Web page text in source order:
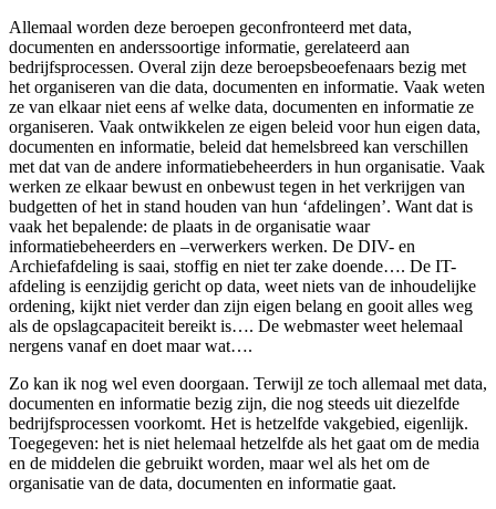
Allemaal worden deze beroepen geconfronteerd met data,
documenten en anderssoortige informatie, gerelateerd aan
bedrijfsprocessen. Overal zijn deze beroepsbeoefenaars bezig met
het organiseren van die data, documenten en informatie. Vaak weten
ze van elkaar niet eens af welke data, documenten en informatie ze
organiseren. Vaak ontwikkelen ze eigen beleid voor hun eigen data,
documenten en informatie, beleid dat hemelsbreed kan verschillen
met dat van de andere informatiebeheerders in hun organisatie. Vaak
werken ze elkaar bewust en onbewust tegen in het verkrijgen van
budgetten of het in stand houden van hun ‘afdelingen’. Want dat is
vaak het bepalende: de plaats in de organisatie waar
informatiebeheerders en –verwerkers werken. De DIV- en
Archiefafdeling is saai, stoffig en niet ter zake doende…. De IT-
afdeling is eenzijdig gericht op data, weet niets van de inhoudelijke
ordening, kijkt niet verder dan zijn eigen belang en gooit alles weg
als de opslagcapaciteit bereikt is…. De webmaster weet helemaal
nergens vanaf en doet maar wat….
Zo kan ik nog wel even doorgaan. Terwijl ze toch allemaal met data,
documenten en informatie bezig zijn, die nog steeds uit diezelfde
bedrijfsprocessen voorkomt. Het is hetzelfde vakgebied, eigenlijk.
Toegegeven: het is niet helemaal hetzelfde als het gaat om de media
en de middelen die gebruikt worden, maar wel als het om de
organisatie van de data, documenten en informatie gaat.